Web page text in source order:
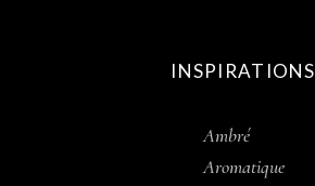
INSPIRATIONS
Ambré
Aromatique